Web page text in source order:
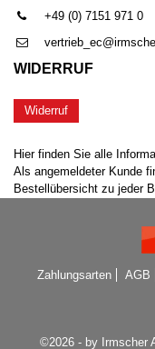
+49 (0) 7151 971 0
WIDERRUF
Widerruf
Hier finden Sie alle
Als angemeldeter Kunde
Bestellübersicht zu jeder
Zahlungsarten AGB
©2026 - by Irmscher